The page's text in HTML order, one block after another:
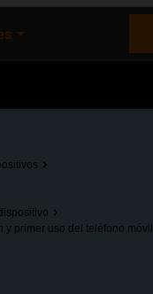
y primer uso del teléfono móvil